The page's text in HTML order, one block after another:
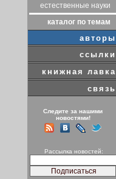
естественные науки
каталог по темам
авторы
ссылки
книжная лавка
связь
Следите за нашими
новостями!
Рассылка новостей: